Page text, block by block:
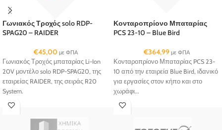
Γωνιακός Τροχός solo RDP-
SPAG20 – RAIDER
€45,00 με ΦΠΑ
Γωνιακός Τροχός μπαταρίας Li-Ion
20V μοντέλο solo RDP-SPAG20, της
εταιρείας RAIDER, της σειράς R20
System.
Κονταροπρίονο Μπαταρίας
PCS 23-10 – Blue Bird
€364,99 με ΦΠΑ
Κονταροπρίονο Μπαταρίας PCS 23-
10 από την εταιρεία Blue Bird, ιδανικό
για εργασίες στον κήπο και στο
χωράφι...